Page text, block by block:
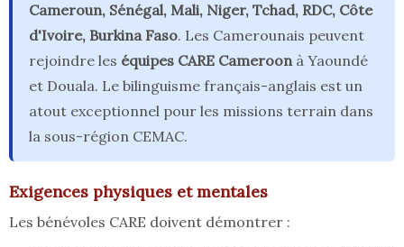
Cameroun, Sénégal, Mali, Niger, Tchad, RDC, Côte
d'Ivoire, Burkina Faso. Les Camerounais peuvent
rejoindre les équipes CARE Cameroonà Yaoundé
et Douala. Le bilinguisme français-anglais est un
atout exceptionnel pour les missions terrain dans
la sous-région CEMAC.
Exigences physiques et mentales
Les bénévoles CARE doivent démontrer :